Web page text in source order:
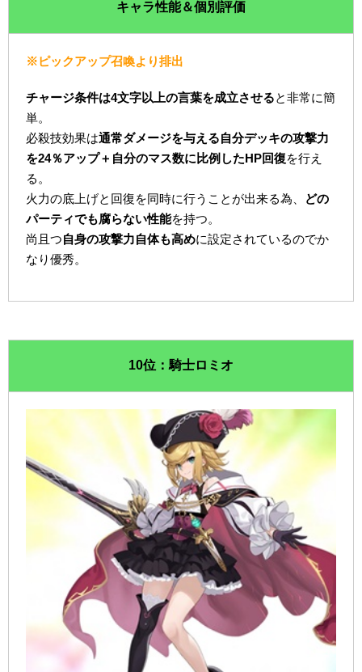
キャラ性能＆個別評価
※ピックアップ召喚より排出
チャージ条件は4文字以上の言葉を成立させると非常に簡
単。
必殺技効果は通常ダメージを与える自分デッキの攻撃力
を24％アップ＋自分のマス数に比例したHP回復を行え
る。
火力の底上げと回復を同時に行うことが出来る為、 どの
パーティでも腐らない性能を持つ。
尚且つ自身の攻撃力自体も高めに設定されているのでか
なり優秀。
10位：騎士ロミオ